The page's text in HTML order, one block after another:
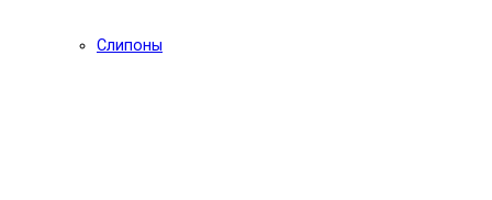
Слипоны